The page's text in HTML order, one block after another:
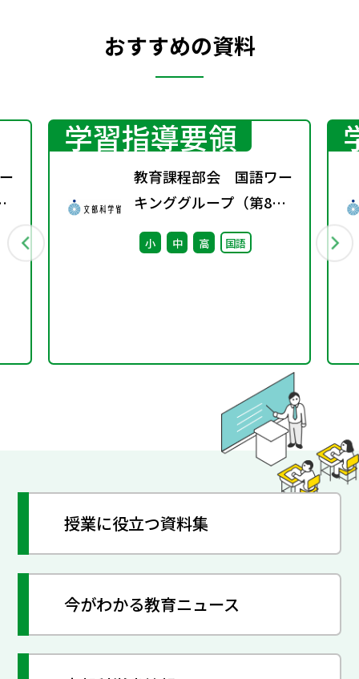
おすすめの資料
学習指導要領
教育課程部会 国語ワー
キンググループ（第8
回） 配付資料
小 中 高 国語
授業に役立つ資料集
今がわかる教育ニュース